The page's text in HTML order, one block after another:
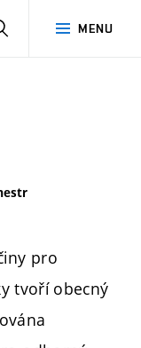
MENU
pro
tvoří obecný